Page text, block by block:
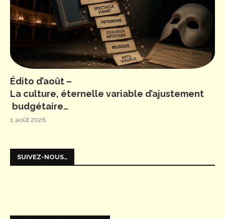
Édito d’août –
La culture, éternelle variable d’ajustement
budgétaire…
1 août 2026
SUIVEZ-NOUS…